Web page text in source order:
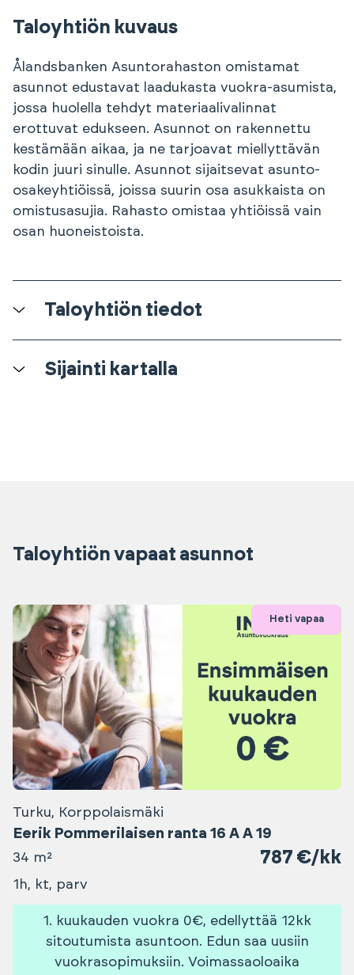
Taloyhtiön kuvaus
Ålandsbanken Asuntorahaston omistamat
asunnot edustavat laadukasta vuokra-asumista,
jossa huolella tehdyt materiaalivalinnat
erottuvat edukseen. Asunnot on rakennettu
kestämään aikaa, ja ne tarjoavat miellyttävän
kodin juuri sinulle. Asunnot sijaitsevat asunto-
osakeyhtiöissä, joissa suurin osa asukkaista on
omistusasujia. Rahasto omistaa yhtiöissä vain
osan huoneistoista.
Taloyhtiön tiedot
Sijainti kartalla
Taloyhtiön vapaat asunnot
Heti vapaa
Turku, Korppolaismäki
Eerik Pommerilaisen ranta 16 A A 19
34 m² 787 €/kk
1h, kt, parv
1. kuukauden vuokra 0€, edellyttää 12kk
sitoutumista asuntoon. Edun saa uusiin
vuokrasopimuksiin. Voimassaoloaika